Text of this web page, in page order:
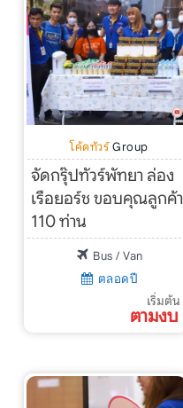
โค้ดทัวร์ Group
จัดกรุ๊ปทัวร์พัทยา ล่อง
เรือยอร์ช ขอบคุณลูกค้า
110 ท่าน
Bus / Van
ตลอดปี
เริ่มต้น
ตามงบ